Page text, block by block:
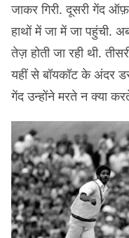
जाकर गिरी. दूसरी गेंद
हाथों में जा में जा पहुंची.
तेज़ होती जा रही थी.
यहीं से बॉयकॉट के अंदर
गेंद उन्होंने मरते न क्या